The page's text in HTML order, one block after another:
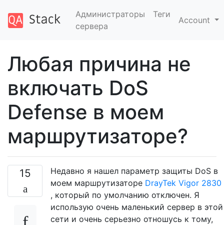
Администраторы
сервера
Теги
Account
Любая причина не
включать DoS
Defense в моем
маршрутизаторе?
15
Недавно я нашел параметр защиты DoS в
моем маршрутизаторе DrayTek Vigor 2830
, который по умолчанию отключен. Я
использую очень маленький сервер в этой
сети и очень серьезно отношусь к тому,